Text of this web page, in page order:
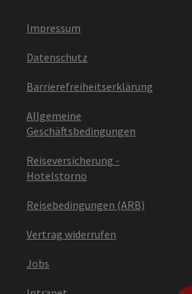
Impressum
Datenschutz
Barrierefreiheitserklärung
Allgemeine
Geschäftsbedingungen
Reiseversicherung -
Hotelstorno
Reisebedingungen (ARB)
Vertrag widerrufen
Jobs